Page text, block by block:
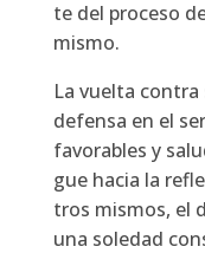
te del pro­ce­so
mis­mo.
La vuel­ta
defen­sa en el
favo­ra­bles y
gue hacia la
tros mis­mos, el
una sole­dad